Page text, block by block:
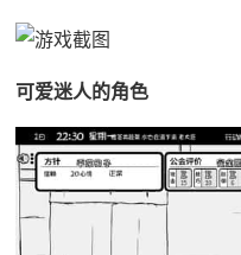
可爱迷人的角色